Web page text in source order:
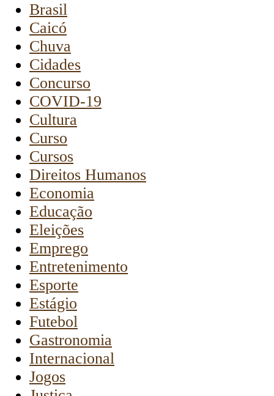
Brasil
Caicó
Chuva
Cidades
Concurso
COVID-19
Cultura
Curso
Cursos
Direitos Humanos
Economia
Educação
Eleições
Emprego
Entretenimento
Esporte
Estágio
Futebol
Gastronomia
Internacional
Jogos